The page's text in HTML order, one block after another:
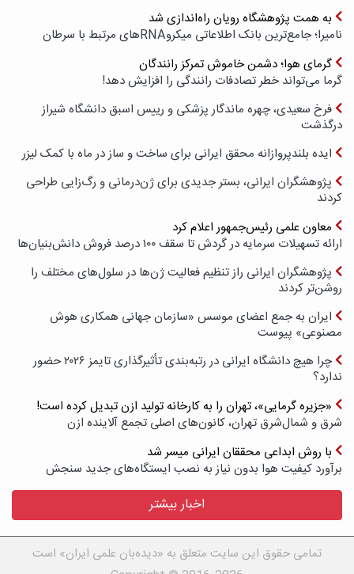
به همت پژوهشگاه رویان راه‌اندازی شد
نامیرا؛ جامع‌ترین بانک اطلاعاتی میکروRNAهای مرتبط با سرطان
گرمای هوا؛ دشمن خاموش تمرکز رانندگان
گرما می‌تواند خطر تصادفات رانندگی را افزایش دهد!
فرخ سعیدی، چهره ماندگار پزشکی و رییس اسبق دانشگاه شیراز
درگذشت
ایده بلندپروازانه محقق ایرانی برای ساخت و ساز در ماه با کمک لیزر
پژوهشگران ایرانی، بستر جدیدی برای ژن‌درمانی و رگ‌زایی طراحی
کردند
معاون علمی رئیس‌جمهور اعلام کرد
ارائه تسهیلات سرمایه در گردش تا سقف ۱۰۰ درصد فروش دانش‌بنیان‌ها
پژوهشگران ایرانی راز تنظیم فعالیت ژن‌ها در سلول‌های مختلف را
روشن‌تر کردند
ایران به جمع اعضای موسس «سازمان جهانی همکاری هوش
مصنوعی» پیوست
چرا هیچ دانشگاه ایرانی در رتبه‌بندی تأثیرگذاری تایمز ۲۰۲۶ حضور
ندارد؟
«جزیره گرمایی»، تهران را به کارخانه تولید ازن تبدیل کرده است!
شرق و شمال‌شرق تهران، کانون‌های اصلی تجمع آلاینده ازن
با روش ابداعی محققان ایرانی میسر شد
برآورد کیفیت هوا بدون نیاز به نصب ایستگاه‌های جدید سنجش
اخبار بیشتر
تمامی حقوق این سایت متعلق به «دیده‌بان علمی ایران» است